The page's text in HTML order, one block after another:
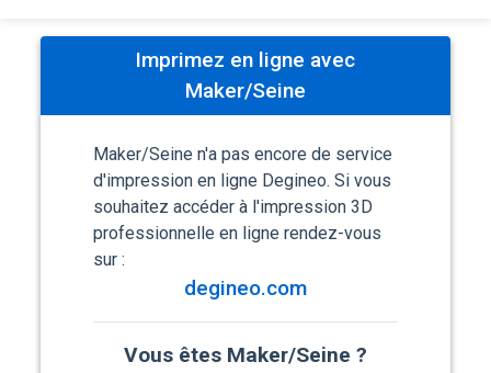
Imprimez en ligne avec
Maker/Seine
Maker/Seine n'a pas encore de service
d'impression en ligne Degineo. Si vous
souhaitez accéder à l'impression 3D
professionnelle en ligne rendez-vous
sur :
degineo.com
Vous êtes Maker/Seine ?